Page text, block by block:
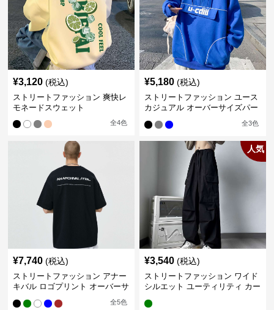
¥3,120 (税込)
ストリートファッション 爽快レ
モネードスウェット
全4色
¥5,180 (税込)
ストリートファッション ユース
カジュアル オーバーサイズパー
全3色
¥7,740 (税込)
ストリートファッション アナー
キバル ロゴプリント オーバーサ
全5色
人気
¥3,540 (税込)
ストリートファッション ワイド
シルエット ユーティリティ カー